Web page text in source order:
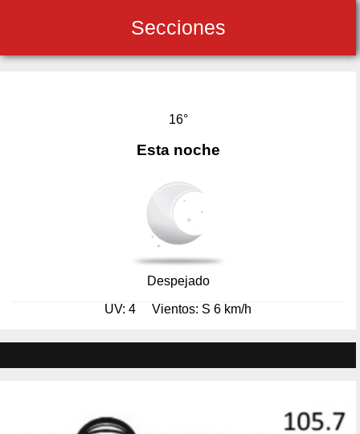
Secciones
16°
Esta noche
Despejado
UV: 4 Vientos: S 6 km/h